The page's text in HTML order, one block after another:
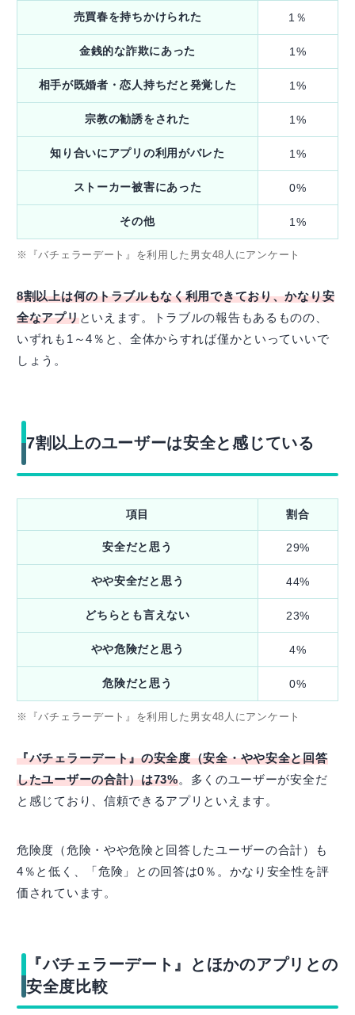
売買春を持ちかけられた 1％
金銭的な詐欺にあった 1%
相手が既婚者・恋人持ちだと発覚した 1%
宗教の勧誘をされた 1%
知り合いにアプリの利用がバレた 1%
ストーカー被害にあった 0%
その他 1%
※『バチェラーデート』を利用した男女48人にアンケート
8割以上は何のトラブルもなく利用できており、かなり安
全なアプリといえます。トラブルの報告もあるものの、
いずれも1～4％と、全体からすれば僅かといっていいで
しょう。
7割以上のユーザーは安全と感じている
項目 割合
安全だと思う 29%
やや安全だと思う 44%
どちらとも言えない 23%
やや危険だと思う 4%
危険だと思う 0%
※『バチェラーデート』を利用した男女48人にアンケート
『バチェラーデート』の安全度（安全・やや安全と回答
したユーザーの合計）は73%。多くのユーザーが安全だ
と感じており、信頼できるアプリといえます。
危険度（危険・やや危険と回答したユーザーの合計）も
4％と低く、「危険」との回答は0％。かなり安全性を評
価されています。
『バチェラーデート』とほかのアプリとの
安全度比較